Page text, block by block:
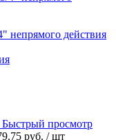
непрямого действия
Быстрый просмотр
руб. / шт